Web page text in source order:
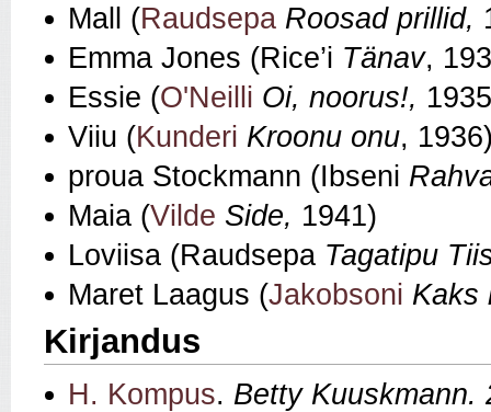
Mall (Raudsepa Roosad prillid,
Emma Jones (Rice’i Tänav,
Essie (O'Neilli Oi, noorus!,
Viiu (Kunderi Kroonu onu,
proua Stockmann (Ibseni
Maia (Vilde Side, 1941)
Loviisa (Raudsepa Tagatipu
Maret Laagus (Jakobsoni Kaks
Kirjandus
H. Kompus. Betty Kuuskmann.